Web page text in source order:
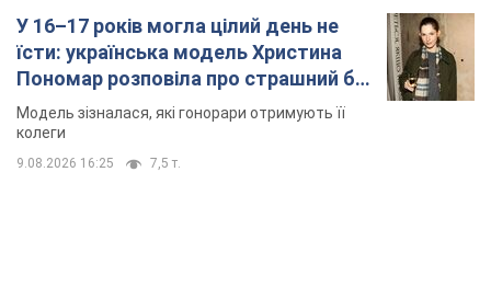
У 16–17 років могла цілий день не
їсти: українська модель Христина
Пономар розповіла про страшний бік
модельної кар’єри
Модель зізналася, які гонорари отримують її
колеги
9.08.2026 16:25 7,5 т.